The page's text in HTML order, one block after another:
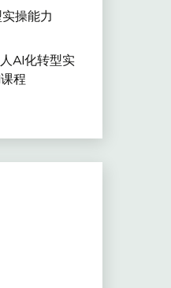
操能力
Al化转型实
程